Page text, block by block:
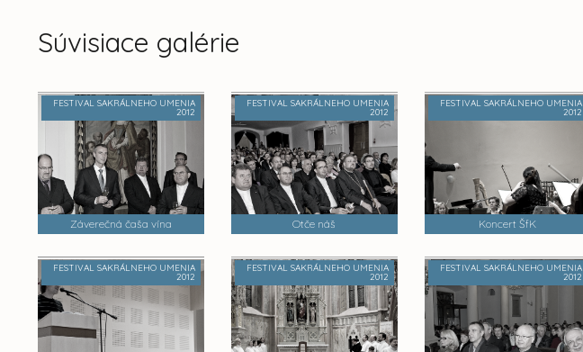
Súvisiace galérie
FESTIVAL SAKRÁLNEHO UMENIA
2012
Záverečná čaša vína
FESTIVAL SAKRÁLNEHO UMENIA
2012
Otče náš
FESTIVAL SAKRÁLNEHO UMENIA
2012
Koncert ŠfK
FESTIVAL SAKRÁLNEHO UMENIA
2012
FESTIVAL SAKRÁLNEHO UMENIA
2012
FESTIVAL SAKRÁLNEHO UMENIA
2012